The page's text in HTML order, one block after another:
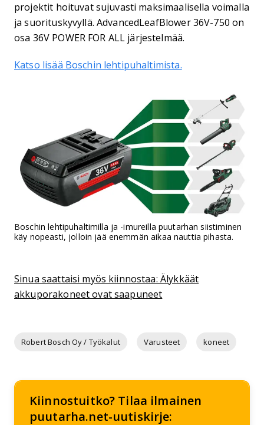
projektit hoituvat sujuvasti maksimaalisella voimalla
ja suorituskyvyllä. AdvancedLeafBlower 36V-750 on
osa 36V POWER FOR ALL järjestelmää.
Katso lisää Boschin lehtipuhaltimista.
Boschin lehti­puhaltimilla ja -imureilla puutarhan siistiminen
käy nopeasti, jolloin jää enemmän aikaa nauttia pihasta.
Sinua saattaisi myös kiinnostaa: Älykkäät
akkuporakoneet ovat saapuneet
Robert Bosch Oy / Työkalut Varusteet koneet
Kiinnostuitko? Tilaa ilmainen
puutarha.net-uutiskirje: